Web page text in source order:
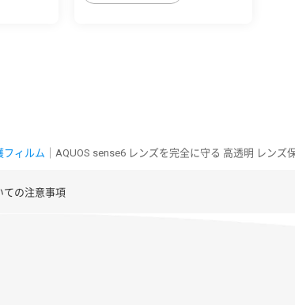
フィルム ｜AQUOS sense6 レンズを完全に守る 高透明 レンズ
ての注意事項